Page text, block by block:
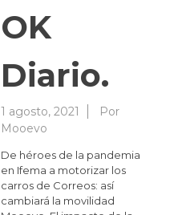
OK
Diario.
1 agosto, 2021
Por
Mooevo
De héroes de la pandemia
en Ifema a motorizar los
carros de Correos: así
cambiará la movilidad